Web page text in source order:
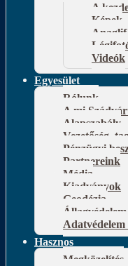
A
Képek
Videók
Egyesület
Rólunk
A mi
Alapszabály
Vezetőség,
Pénzügyi
Partnereink
Média
Kiadványok
Geodézia
Állagvédelem
Hasznos
Megközelítés